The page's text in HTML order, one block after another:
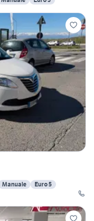
Manuale
Euro 5